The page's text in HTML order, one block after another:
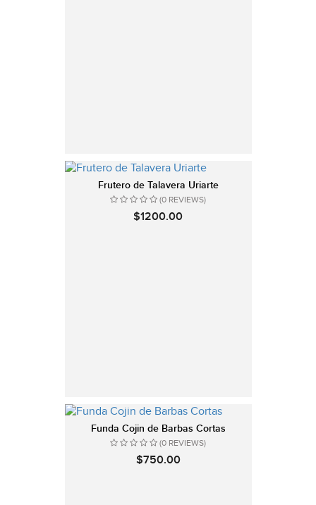
Frutero de Talavera Uriarte
(0 REVIEWS)
$1200.00
Funda Cojin de Barbas Cortas
(0 REVIEWS)
$750.00